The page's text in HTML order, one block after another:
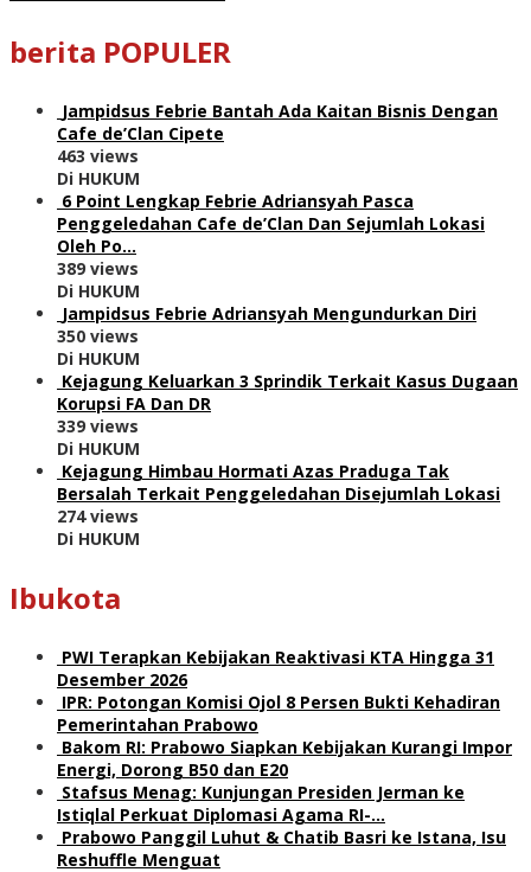
berita POPULER
Jampidsus Febrie Bantah Ada Kaitan Bisnis Dengan
Cafe de’Clan Cipete
463 views
Di HUKUM
6 Point Lengkap Febrie Adriansyah Pasca
Penggeledahan Cafe de’Clan Dan Sejumlah Lokasi
Oleh Po…
389 views
Di HUKUM
Jampidsus Febrie Adriansyah Mengundurkan Diri
350 views
Di HUKUM
Kejagung Keluarkan 3 Sprindik Terkait Kasus Dugaan
Korupsi FA Dan DR
339 views
Di HUKUM
Kejagung Himbau Hormati Azas Praduga Tak
Bersalah Terkait Penggeledahan Disejumlah Lokasi
274 views
Di HUKUM
Ibukota
PWI Terapkan Kebijakan Reaktivasi KTA Hingga 31
Desember 2026
IPR: Potongan Komisi Ojol 8 Persen Bukti Kehadiran
Pemerintahan Prabowo
Bakom RI: Prabowo Siapkan Kebijakan Kurangi Impor
Energi, Dorong B50 dan E20
Stafsus Menag: Kunjungan Presiden Jerman ke
Istiqlal Perkuat Diplomasi Agama RI-…
Prabowo Panggil Luhut & Chatib Basri ke Istana, Isu
Reshuffle Menguat